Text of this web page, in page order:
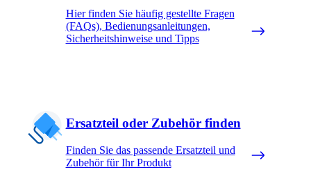
Hier finden Sie häufig gestellte Fragen
(FAQs), Bedienungsanleitungen,
Sicherheitshinweise und Tipps
Ersatzteil oder Zubehör finden
Finden Sie das passende Ersatzteil und
Zubehör für Ihr Produkt